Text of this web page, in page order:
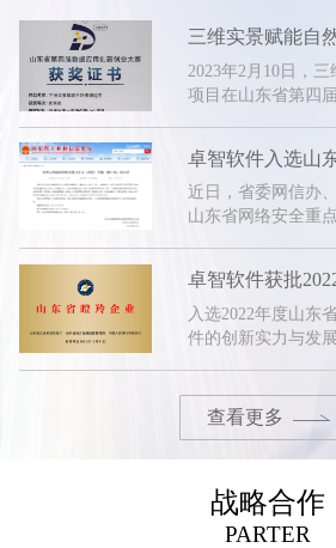
2023年2月10日，
项目在山东省第四
近日，省委网信办
山东省网络安全重
入选2022年度山东
件的创新实力与发
羚”之势推动企业发
查看更多
战略合作
PARTER